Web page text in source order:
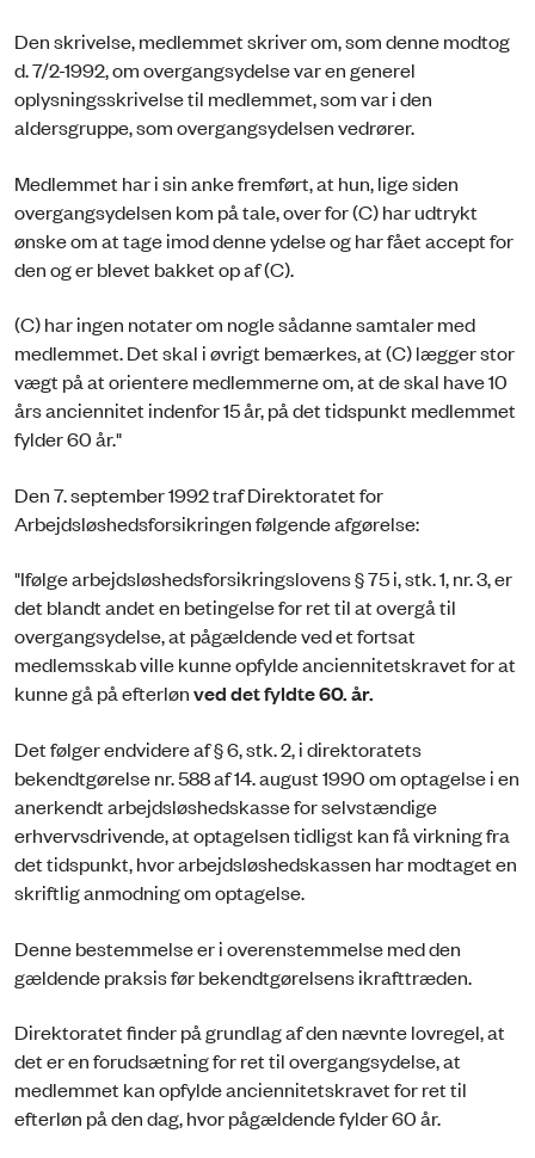
Den skrivelse, medlemmet skriver om, som denne modtog
d. 7/2-1992, om overgangsydelse var en generel
oplysningsskrivelse til medlemmet, som var i den
aldersgruppe, som overgangsydelsen vedrører.
Medlemmet har i sin anke fremført, at hun, lige siden
overgangsydelsen kom på tale, over for (C) har udtrykt
ønske om at tage imod denne ydelse og har fået accept for
den og er blevet bakket op af (C).
(C) har ingen notater om nogle sådanne samtaler med
medlemmet. Det skal i øvrigt bemærkes, at (C) lægger stor
vægt på at orientere medlemmerne om, at de skal have 10
års anciennitet indenfor 15 år, på det tidspunkt medlemmet
fylder 60 år."
Den 7. september 1992 traf Direktoratet for
Arbejdsløshedsforsikringen følgende afgørelse:
"Ifølge arbejdsløshedsforsikringslovens § 75 i, stk. 1, nr. 3, er
det blandt andet en betingelse for ret til at overgå til
overgangsydelse, at pågældende ved et fortsat
medlemsskab ville kunne opfylde anciennitetskravet for at
kunne gå på efterlønved det fyldte 60. år.
Det følger endvidere af § 6, stk. 2, i direktoratets
bekendtgørelse nr. 588 af 14. august 1990 om optagelse i en
anerkendt arbejdsløshedskasse for selvstændige
erhvervsdrivende, at optagelsen tidligst kan få virkning fra
det tidspunkt, hvor arbejdsløshedskassen har modtaget en
skriftlig anmodning om optagelse.
Denne bestemmelse er i overenstemmelse med den
gældende praksis før bekendtgørelsens ikrafttræden.
Direktoratet finder på grundlag af den nævnte lovregel, at
det er en forudsætning for ret til overgangsydelse, at
medlemmet kan opfylde anciennitetskravet for ret til
efterløn på den dag, hvor pågældende fylder 60 år.